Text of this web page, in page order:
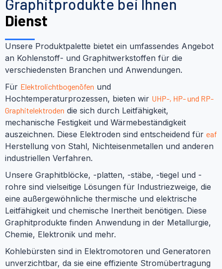
Graphitprodukte bei Ihnen
Dienst
Unsere Produktpalette bietet ein umfassendes Angebot
an Kohlenstoff- und Graphitwerkstoffen für die
verschiedensten Branchen und Anwendungen.
Für Elektrolichtbogenöfen und
Hochtemperaturprozessen, bieten wir UHP-, HP- und RP-
Graphitelektroden die sich durch Leitfähigkeit,
mechanische Festigkeit und Wärmebeständigkeit
auszeichnen. Diese Elektroden sind entscheidend für eaf
Herstellung von Stahl, Nichteisenmetallen und anderen
industriellen Verfahren.
Unsere Graphitblöcke, -platten, -stäbe, -tiegel und -
rohre sind vielseitige Lösungen für Industriezweige, die
eine außergewöhnliche thermische und elektrische
Leitfähigkeit und chemische Inertheit benötigen. Diese
Graphitprodukte finden Anwendung in der Metallurgie,
Chemie, Elektronik und mehr.
Kohlebürsten sind in Elektromotoren und Generatoren
unverzichtbar, da sie eine effiziente Stromübertragung